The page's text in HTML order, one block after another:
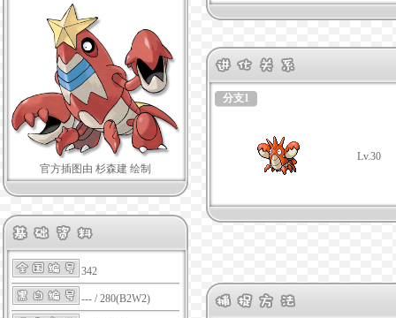
官方插图由 杉森建 绘制
342
--- / 280(B2W2)
分支1
Lv.30